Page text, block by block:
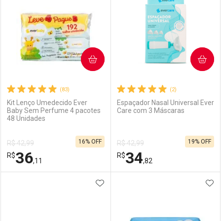
(83)
Kit Lenço Umedecido Ever
Baby Sem Perfume 4 pacotes
48 Unidades
R$ 42,99
R$36,11
16% OFF
COMPRAR
(2)
Espaçador Nasal Universal Ever
Care com 3 Máscaras
R$ 42,99
R$34,82
19% OFF
COMPRAR
ADICIONAR AOS FAVORITOS